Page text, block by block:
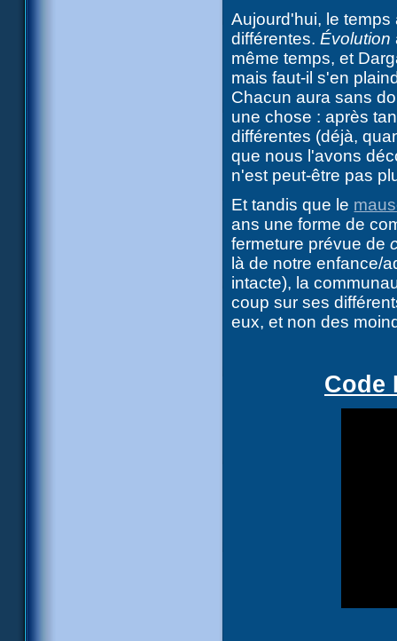
Aujourd'hui, le
différentes.Évolution
même temps, et
mais faut-il s'en
Chacun aura sans
une chose : après
différentes (déjà,
que nous l'avons
n'est peut-être pas
Et tandis que le
ans une forme de
fermeture prévue de
là de notre enfance/
intacte), la
coup sur ses
eux, et non des
Code